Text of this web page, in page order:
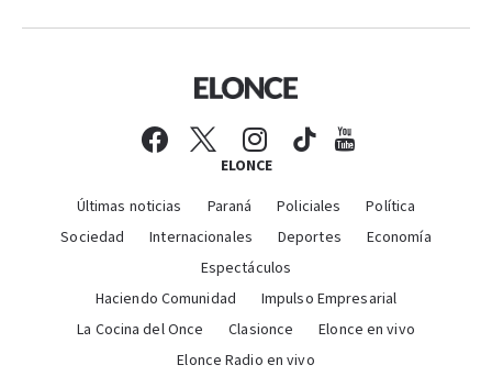
ELONCE
Últimas noticias Paraná Policiales
Política
Sociedad
Internacionales Deportes
Economía
Espectáculos
Haciendo Comunidad
Impulso Empresarial
La Cocina del Once
Clasionce
Elonce en vivo
Elonce Radio en vivo